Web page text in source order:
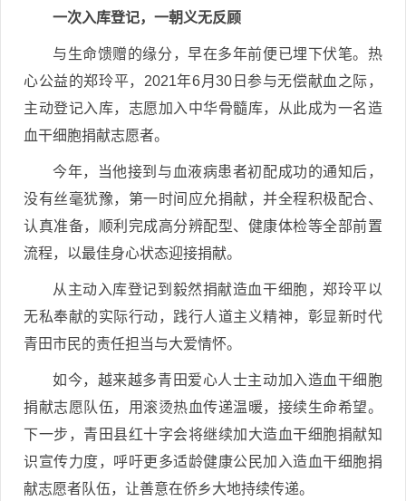
一次入库登记，一朝义无反顾
与生命馈赠的缘分，早在多年前便已埋下伏笔。热
心公益的郑玲平，2021年6月30日参与无偿献血之际，
主动登记入库，志愿加入中华骨髓库，从此成为一名造
血干细胞捐献志愿者。
今年，当他接到与血液病患者初配成功的通知后，
没有丝毫犹豫，第一时间应允捐献，并全程积极配合、
认真准备，顺利完成高分辨配型、健康体检等全部前置
流程，以最佳身心状态迎接捐献。
从主动入库登记到毅然捐献造血干细胞，郑玲平以
无私奉献的实际行动，践行人道主义精神，彰显新时代
青田市民的责任担当与大爱情怀。
如今，越来越多青田爱心人士主动加入造血干细胞
捐献志愿队伍，用滚烫热血传递温暖，接续生命希望。
下一步，青田县红十字会将继续加大造血干细胞捐献知
识宣传力度，呼吁更多适龄健康公民加入造血干细胞捐
献志愿者队伍，让善意在侨乡大地持续传递。